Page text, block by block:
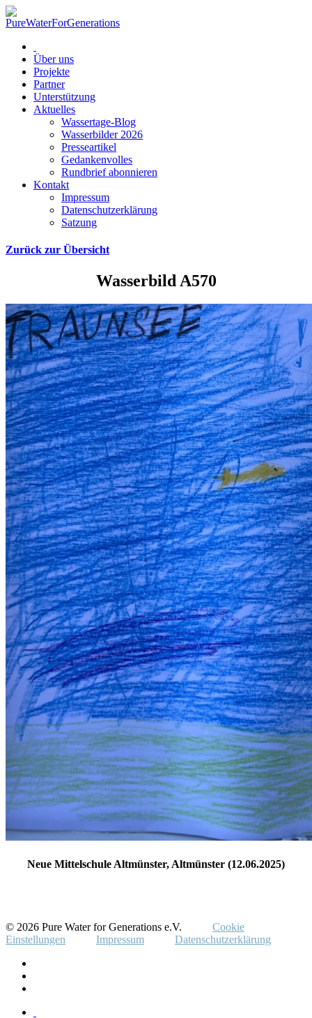
Über uns
Projekte
Partner
Unterstützung
Aktuelles
Wassertage-Blog
Wasserbilder 2026
Presseartikel
Gedankenvolles
Rundbrief abonnieren
Kontakt
Impressum
Datenschutzerklärung
Satzung
Zurück zur Übersicht
Wasserbild A570
Neue Mittelschule Altmünster, Altmünster (12.06.2025)
© 2026 Pure Water for Generations e.V.
Cookie
Einstellungen
Impressum Datenschutzerklärung